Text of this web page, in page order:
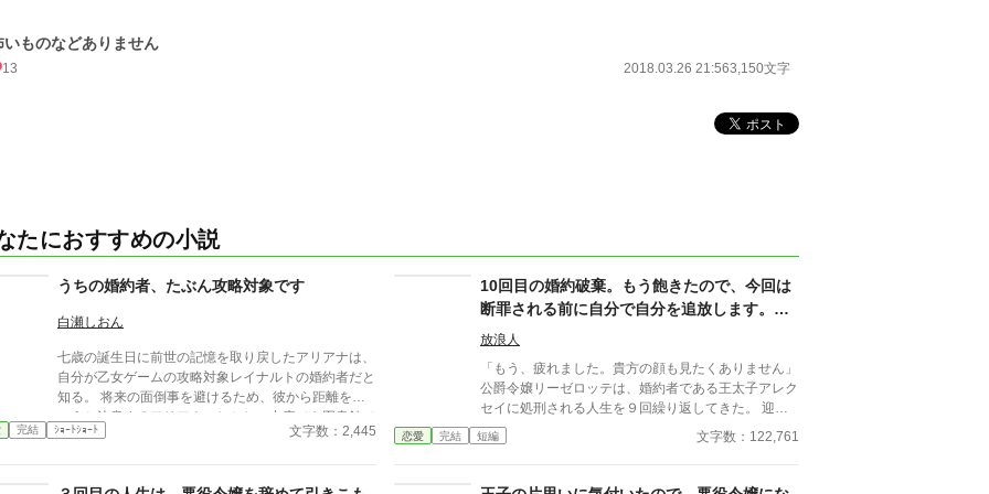
いものなどありません
13 2018.03.26 21:563,150文字
たにおすすめの小説
うちの婚約者、たぶん攻略対象です
白瀬しおん
七歳の誕生日に前世の記憶を取り戻したアリアナは、
自分が乙女ゲームの攻略対象レイナルトの婚約者だと
知る。 将来の面倒事を避けるため、彼から距離を置
こうと決意するアリアナ。しかし、中庭でも図書館で
も購買でも、なぜか行く先々でレイナルトと遭遇して
完結 ｼｮｰﾄｼｮｰﾄ 文字数：2,445
10回目の婚約破棄。もう飽きたので、今回は
断罪される前に自分で自分を追放します。二
度と探さないでください（フリではありませ
放浪人
「もう、疲れました。貴方の顔も見たくありません」
公爵令嬢リーゼロッテは、婚約者である王太子アレク
セイに処刑される人生を９回繰り返してきた。 迎え
た１０回目の人生。もう努力も愛想笑いも無駄だと悟
った彼女は、断罪イベントの一ヶ月前に自ら姿を消す
を頂き、書き置きを残して国外逃亡！ 目指せ、安眠
恋愛 完結 短編 文字数：122,761